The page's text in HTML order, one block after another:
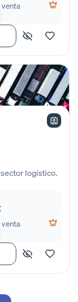
venta
logístico.
venta